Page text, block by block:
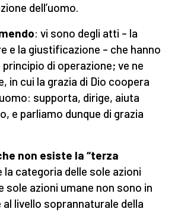
dell’uomo.
: vi sono degli atti – la
e la giustificazione – che hanno
di operazione; ve ne
in cui la grazia di Dio coopera
supporta, dirige, aiuta
e parliamo dunque di grazia
non esiste la “terza
la categoria delle sole azioni
sole azioni umane non sono in
livello soprannaturale della